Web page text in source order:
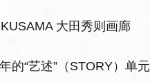
大田秀则画廊
的“艺述”（STORY）单元